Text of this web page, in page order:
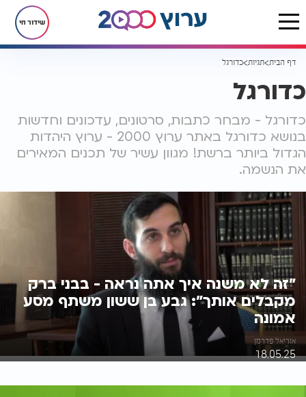
שידור חי
דף הבית תגיות כדורגל
כדורגל
כדורגל - מבחר כתבות, סרטונים, עדכונים וחדשות
בנושא כדורגל באתר ערוץ 2000 - ערוץ היהדות
הגדול ביותר ברשת! מגוון עשיר של תכנים המאירים
את הנשמה.
"זה לא משנה איך אתה נראה - בבני ברק
מקבלים אותך": גבע בן ששון משתף מסע
אמונה
אוריאל פדרמן
18.05.25